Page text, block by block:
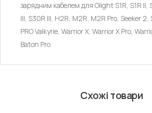
зарядним кабелем для Olight S1R, S1R II,
III, S30R III, H2R, M2R, M2R Pro, Seeker 2,
PRO Valkyrie, Warrior X, Warrior X Pro,
Baton Pro.
Схожі товари